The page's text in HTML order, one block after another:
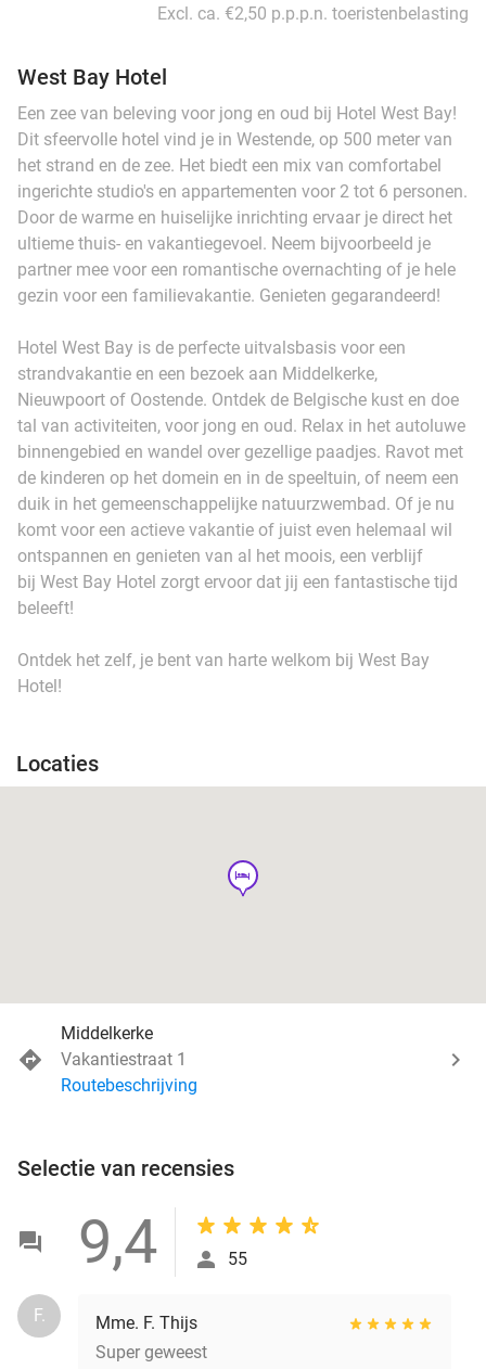
Excl. ca. €2,50 p.p.p.n. toeristenbelasting
West Bay Hotel
Een zee van beleving voor jong en oud bij Hotel West Bay!
Dit sfeervolle hotel vind je in Westende, op 500 meter van
het strand en de zee. Het biedt een mix van comfortabel
ingerichte studio's en appartementen voor 2 tot 6 personen.
Door de warme en huiselijke inrichting ervaar je direct het
ultieme thuis- en vakantiegevoel. Neem bijvoorbeeld je
partner mee voor een romantische overnachting of je hele
gezin voor een familievakantie. Genieten gegarandeerd!
Hotel West Bay is de perfecte uitvalsbasis voor een
strandvakantie en een bezoek aan Middelkerke,
Nieuwpoort of Oostende. Ontdek de Belgische kust en doe
tal van activiteiten, voor jong en oud. Relax in het autoluwe
binnengebied en wandel over gezellige paadjes. Ravot met
de kinderen op het domein en in de speeltuin, of neem een
duik in het gemeenschappelijke natuurzwembad. Of je nu
komt voor een actieve vakantie of juist even helemaal wil
ontspannen en genieten van al het moois, een verblijf
bij West Bay Hotel zorgt ervoor dat jij een fantastische tijd
beleeft!
Ontdek het zelf, je bent van harte welkom bij West Bay
Hotel!
Locaties
hotel
Middelkerke
Vakantiestraat 1
Routebeschrijving
Selectie van recensies
9,4 55
F.
Mme. F. Thijs
Super geweest